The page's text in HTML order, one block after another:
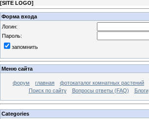
[SITE LOGO]
Форма входа
Логин:
Пароль:
запомнить
Меню сайта
форум главная фотокаталог комнатных растений
Поиск по сайту
Вопросы ответы (FAQ) Блоги
Categories